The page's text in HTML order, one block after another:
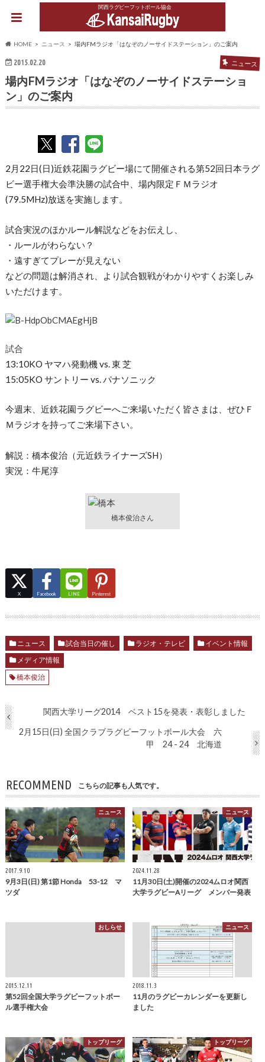
関西ラグビーフットボール協会
HOME ニュース 場内FMラジオ「はなぞのノーサイドステーション」のご案内
2015.02.20 ニュース
場内FMラジオ「はなぞのノーサイドステーショ
ン」のご案内
2月22日(日)近鉄花園ラグビー場にて開催される第52回日本ラグ
ビー選手権大会準決勝の試合中、場内限定ＦＭラジオ
(79.5MHz)放送を実施します。
試合実況のほかルール解説などをお伝えし、
・ルールがわらない？
・遠すぎてプレーが見えない
などの問題は解消さ れ、
より試合観戦がわかりやすくお楽しみ
いただけます。
試合
13:10KO ヤマハ発動機 vs. 東 芝
15:05KO サントリー vs. パナソニック
今週末、近鉄花園ラグビーへご来場いただく皆さまは、 ぜひＦ
Ｍラジオを持ってご来場下さい。
解説：橋本俊治（元近鉄ライナーズSH）
実況：牛尾淳
橋本俊治さん
X Facebook LINE Pinterest
ニュース 試合当日の催し ラジオ・テレビ
イベント情報
メディア情報
橋本俊治
関西大学リーグ2014 ベスト15を発表・表彰しました
2月15日(日) 全国クラブラグビーフットボール大会 六
甲 24 - 24 北海道
RECOMMEND こちらの記事も人気です。
ニュース
2017.9.10
9月3日(日) 第1節 Honda 53-12 マ
ツダ
ニュース
2024.11.28
11月30日(土)開催の2024ムロオ関西
大学ラグビーAリーグ メンバー発表
おしらせ
2015.12.11
第52回全国大学ラグビーフットボー
ル選手権大会
ニュース
2018.11.3
11月のラグビーカレンダーを更新し
ました
トップリーグ トップリーグ